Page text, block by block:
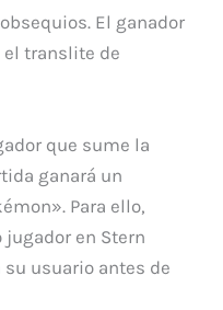
El ganador
el translite de
que sume la
ganará un
Para ello,
en Stern
usuario antes de